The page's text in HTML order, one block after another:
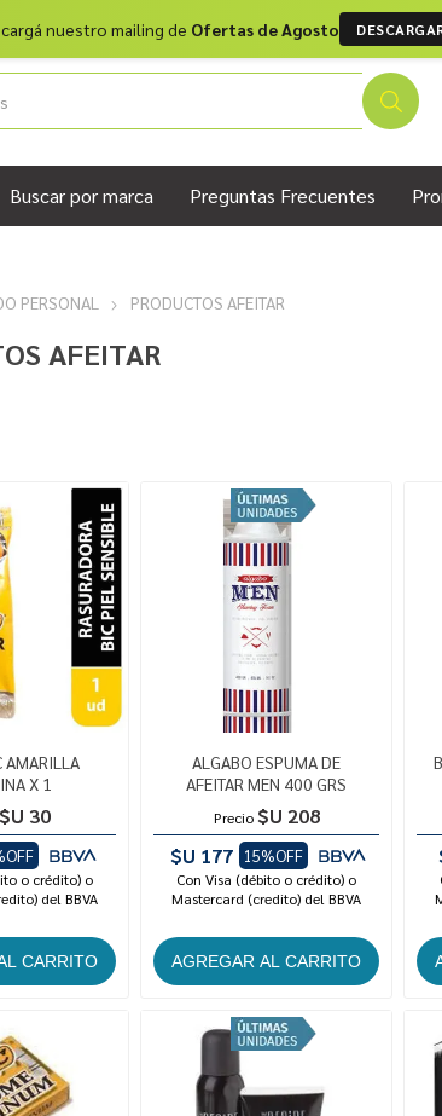
nuestro mailing de Ofertas de Agosto
Buscar por marca Preguntas Frecuentes
PERSONAL PRODUCTOS AFEITAR
AFEITAR
AMARILLA
X 1
$U 30
o crédito) o
del BBVA
ALGABO ESPUMA DE
AFEITAR MEN 400 GRS
Precio $U 208
$U 177
15%OFF
Con Visa (débito o crédito) o
Mastercard (credito) del BBVA